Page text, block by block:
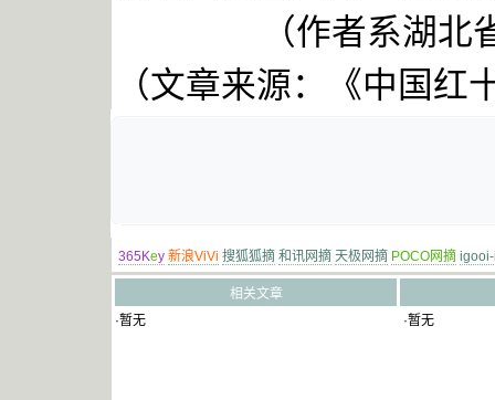
（作者系湖
（文章来源：《中国红
365Key 新浪ViVi 搜狐狐摘 和讯网摘 天极网摘 POCO网摘
相关文章
·暂无
·暂无